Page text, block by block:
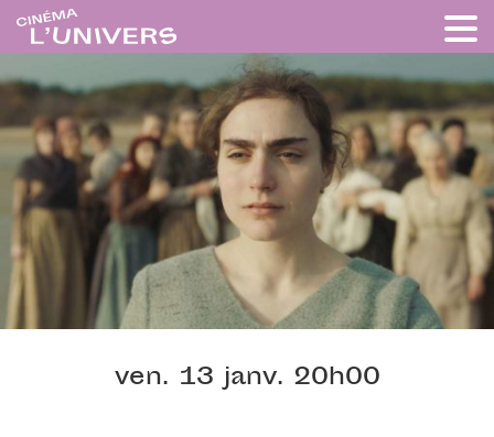
ven. 13 janv. 20h00